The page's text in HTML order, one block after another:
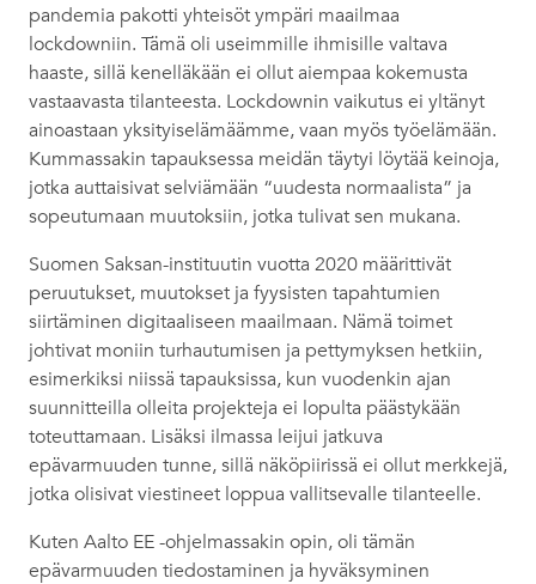
pandemia pakotti yhteisöt ympäri maailmaa
lockdowniin. Tämä oli useimmille ihmisille valtava
haaste, sillä kenelläkään ei ollut aiempaa kokemusta
vastaavasta tilanteesta. Lockdownin vaikutus ei yltänyt
ainoastaan yksityiselämäämme, vaan myös työelämään.
Kummassakin tapauksessa meidän täytyi löytää keinoja,
jotka auttaisivat selviämään “uudesta normaalista” ja
sopeutumaan muutoksiin, jotka tulivat sen mukana.
Suomen Saksan-instituutin vuotta 2020 määrittivät
peruutukset, muutokset ja fyysisten tapahtumien
siirtäminen digitaaliseen maailmaan. Nämä toimet
johtivat moniin turhautumisen ja pettymyksen hetkiin,
esimerkiksi niissä tapauksissa, kun vuodenkin ajan
suunnitteilla olleita projekteja ei lopulta päästykään
toteuttamaan. Lisäksi ilmassa leijui jatkuva
epävarmuuden tunne, sillä näköpiirissä ei ollut merkkejä,
jotka olisivat viestineet loppua vallitsevalle tilanteelle.
Kuten Aalto EE -ohjelmassakin opin, oli tämän
epävarmuuden tiedostaminen ja hyväksyminen